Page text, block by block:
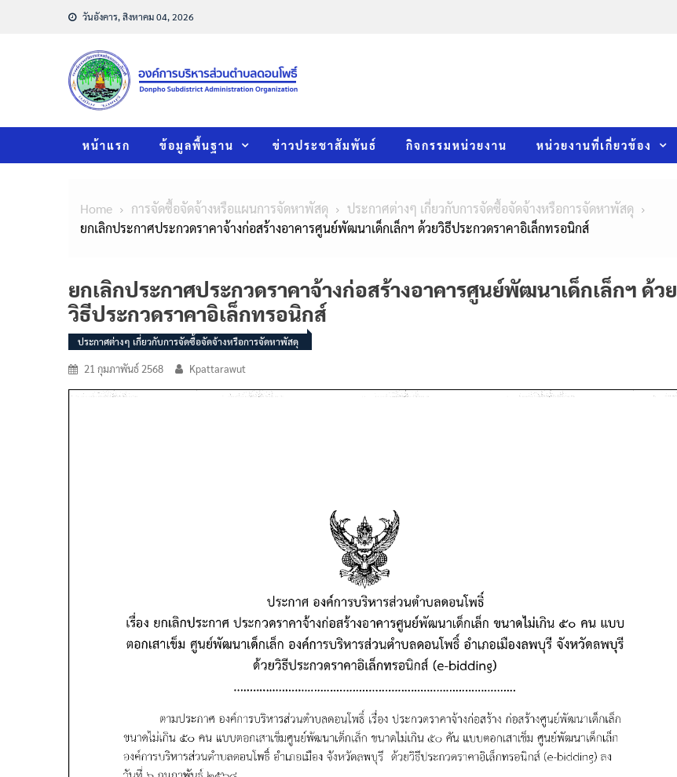
วันอังคาร, สิงหาคม 04, 2026
หน้าแรก ข้อมูลพื้นฐาน ข่าวประชาสัมพันธ์ กิจกรรมหน่วยงาน หน่วยงานที่เกี่ยวข้อง
Home การจัดซื้อจัดจ้างหรือแผนการจัดหาพัสดุ
ประกาศต่างๆ เกี่ยวกับการจัดซื้อจัดจ้างหรือการจัดหาพัสดุ
ยกเลิกประกาศประกวดราคาจ้างก่อสร้างอาคารศูนย์พัฒนาเด็กเล็กฯ ด้วยวิธีประกวดราคาอิเล็กทรอนิกส์
ยกเลิกประกาศประกวดราคาจ้างก่อสร้างอาคารศูนย์พัฒนาเด็กเล็กฯ ด้วย
วิธีประกวดราคาอิเล็กทรอนิกส์
ประกาศต่างๆ เกี่ยวกับการจัดซื้อจัดจ้างหรือการจัดหาพัสดุ
21 กุมภาพันธ์ 2568 Kpattarawut